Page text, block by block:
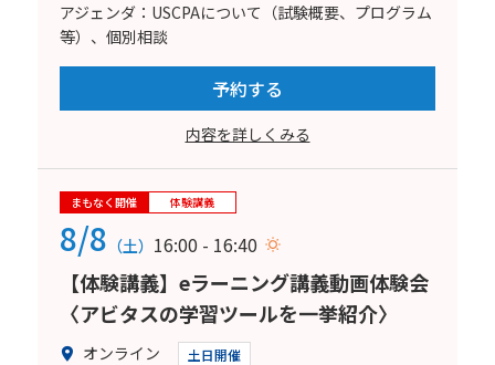
アジェンダ：USCPAについて（試験概要、プログラム
等）、個別相談
予約する
内容を詳しくみる
まもなく開催 体験講義
8/8 （土） 16:00 - 16:40
【体験講義】eラーニング講義動画体験会
〈アビタスの学習ツールを一挙紹介〉
オンライン 土日開催